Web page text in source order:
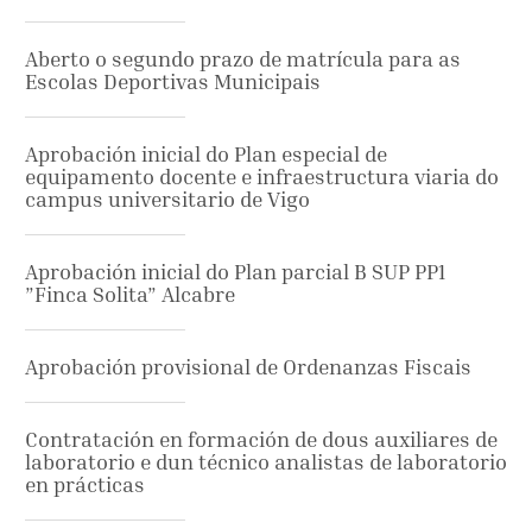
Aberto o segundo prazo de matrícula para as
Escolas Deportivas Municipais
Aprobación inicial do Plan especial de
equipamento docente e infraestructura viaria do
campus universitario de Vigo
Aprobación inicial do Plan parcial B SUP PP1
”Finca Solita” Alcabre
Aprobación provisional de Ordenanzas Fiscais
Contratación en formación de dous auxiliares de
laboratorio e dun técnico analistas de laboratorio
en prácticas